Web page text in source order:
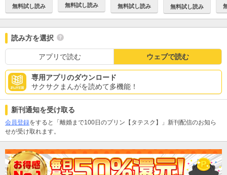
無料試し読み 無料試し読み 無料試し読み 無料試し読み
読み方を選択
アプリで読む ウェブで読む
専用アプリのダウンロード
サクサクまんがを読めて多機能！
新刊通知を受け取る
会員登録をすると「離婚まで100日のプリン【タテスク】」新刊配信のお知ら
せが受け取れます。